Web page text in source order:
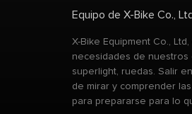
Equipo de X-Bike Co.,
X-Bike Equipment Co.,
necesidades de nuestros
superlight, ruedas. Salir
de mirar y comprender
para prepararse para lo